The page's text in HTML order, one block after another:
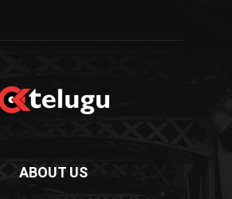
ABOUT US